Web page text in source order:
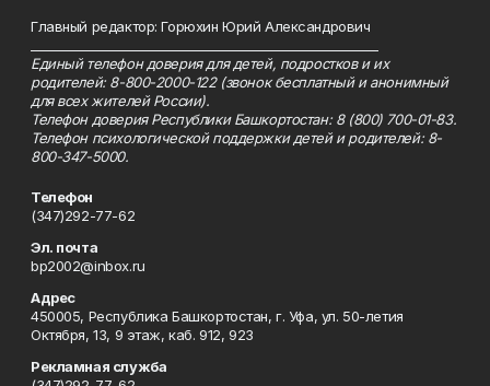
Главный редактор: Горюхин Юрий Александрович
Единый телефон доверия для детей, подростков и их
родителей: 8-800-2000-122 (звонок бесплатный и анонимный
для всех жителей России).
Телефон доверия Республики Башкортостан: 8 (800) 700-01-83.
Телефон психологической поддержки детей и родителей: 8-
800-347-5000.
Телефон
(347)292-77-62
Эл. почта
bp2002@inbox.ru
Адрес
450005, Республика Башкортостан, г. Уфа, ул. 50-летия
Октября, 13, 9 этаж, каб. 912, 923
Рекламная служба